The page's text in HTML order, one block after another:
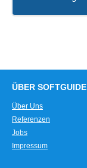
ÜBER SOFTGUIDE
Über Uns
Referenzen
Jobs
Impressum